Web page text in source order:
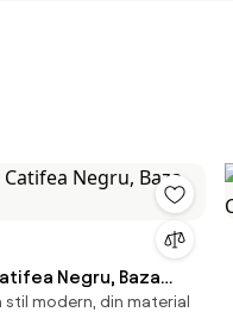
Negru, Baza
stil modern, din material